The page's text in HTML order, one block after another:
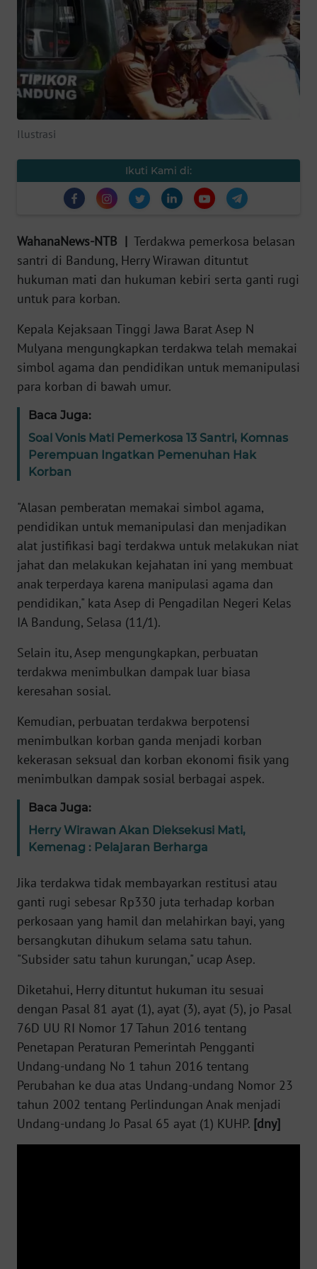
Ilustrasi
Ikuti Kami di:
WahanaNews-NTB | Terdakwa pemerkosa belasan
santri di Bandung, Herry Wirawan dituntut
hukuman mati dan hukuman kebiri serta ganti rugi
untuk para korban.
Kepala Kejaksaan Tinggi Jawa Barat Asep N
Mulyana mengungkapkan terdakwa telah memakai
simbol agama dan pendidikan untuk memanipulasi
para korban di bawah umur.
Baca Juga:
Soal Vonis Mati Pemerkosa 13 Santri, Komnas
Perempuan Ingatkan Pemenuhan Hak
Korban
"Alasan pemberatan memakai simbol agama,
pendidikan untuk memanipulasi dan menjadikan
alat justifikasi bagi terdakwa untuk melakukan niat
jahat dan melakukan kejahatan ini yang membuat
anak terperdaya karena manipulasi agama dan
pendidikan," kata Asep di Pengadilan Negeri Kelas
IA Bandung, Selasa (11/1).
Selain itu, Asep mengungkapkan, perbuatan
terdakwa menimbulkan dampak luar biasa
keresahan sosial.
Kemudian, perbuatan terdakwa berpotensi
menimbulkan korban ganda menjadi korban
kekerasan seksual dan korban ekonomi fisik yang
menimbulkan dampak sosial berbagai aspek.
Baca Juga:
Herry Wirawan Akan Dieksekusi Mati,
Kemenag : Pelajaran Berharga
Jika terdakwa tidak membayarkan restitusi atau
ganti rugi sebesar Rp330 juta terhadap korban
perkosaan yang hamil dan melahirkan bayi, yang
bersangkutan dihukum selama satu tahun.
"Subsider satu tahun kurungan," ucap Asep.
Diketahui, Herry dituntut hukuman itu sesuai
dengan Pasal 81 ayat (1), ayat (3), ayat (5), jo Pasal
76D UU RI Nomor 17 Tahun 2016 tentang
Penetapan Peraturan Pemerintah Pengganti
Undang-undang No 1 tahun 2016 tentang
Perubahan ke dua atas Undang-undang Nomor 23
tahun 2002 tentang Perlindungan Anak menjadi
Undang-undang Jo Pasal 65 ayat (1) KUHP. [dny]
Informasi
INDEKS
KAMI
TENTANG
KAMI
PEDOMAN
SIBER
REDAKSI
KARIR
DISCLAIMER
Wahana
Regional
WN
SUMUT
WN
WN
JABAR
BANTEN
WN
WN
KEPRI
PAPUA
BARAT
RIAU
WN
SERAMBI
WN
JAMBI